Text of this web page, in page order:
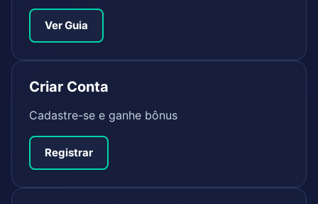
Ver Guia
Criar Conta
Cadastre-se e ganhe bônus
Registrar